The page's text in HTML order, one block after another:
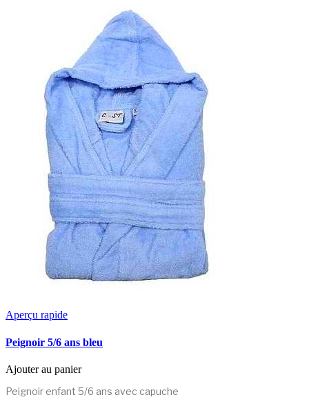
Aperçu rapide
Peignoir 5/6 ans bleu
Ajouter au panier
Peignoir enfant 5/6 ans avec capuche